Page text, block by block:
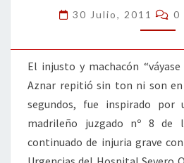
30 Julio, 2011 0
El injusto y machacón
Aznar repitió sin ton ni son
segundos, fue inspirado por
madrileño juzgado nº 8
continuado de injuria grave